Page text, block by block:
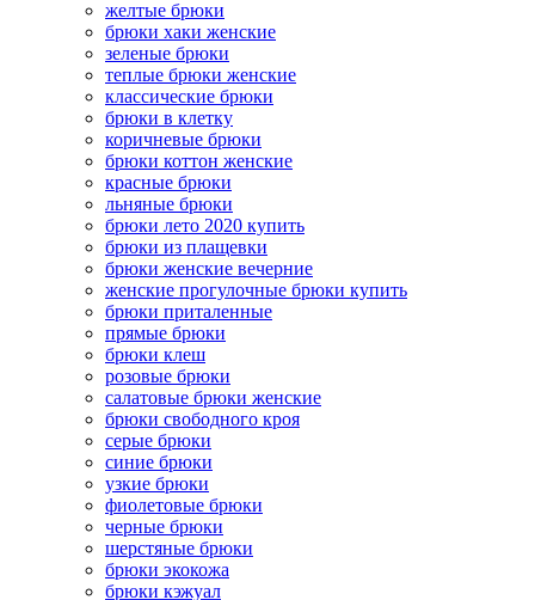
желтые брюки
брюки хаки женские
зеленые брюки
теплые брюки женские
классические брюки
брюки в клетку
коричневые брюки
брюки коттон женские
красные брюки
льняные брюки
брюки лето 2020 купить
брюки из плащевки
брюки женские вечерние
женские прогулочные брюки купить
брюки приталенные
прямые брюки
брюки клеш
розовые брюки
салатовые брюки женские
брюки свободного кроя
серые брюки
синие брюки
узкие брюки
фиолетовые брюки
черные брюки
шерстяные брюки
брюки экокожа
брюки кэжуал